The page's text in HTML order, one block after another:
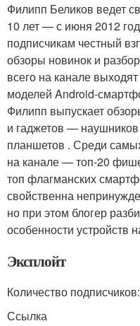
Филипп Беликов ведет
10 лет — с июня 2012
подписчикам честный
обзоры новинок и
всего на канале
моделей Android-
Филипп выпускает
и гаджетов — наушников
планшетов . Среди
на канале — топ-20
топ флагманских
свойственна
но при этом блогер
особенности устройств
Эксплойт
Количество
Ссылка